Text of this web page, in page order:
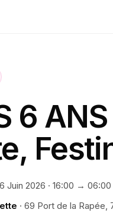
6
Juin 2026 · 16:00 → 06:00
· 69 Port de la Rapée,